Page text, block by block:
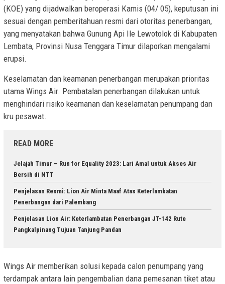
(KOE) yang dijadwalkan beroperasi Kamis (04/ 05), keputusan ini
sesuai dengan pemberitahuan resmi dari otoritas penerbangan,
yang menyatakan bahwa Gunung Api Ile Lewotolok di Kabupaten
Lembata, Provinsi Nusa Tenggara Timur dilaporkan mengalami
erupsi.
Keselamatan dan keamanan penerbangan merupakan prioritas
utama Wings Air. Pembatalan penerbangan dilakukan untuk
menghindari risiko keamanan dan keselamatan penumpang dan
kru pesawat.
READ MORE
Jelajah Timur – Run for Equality 2023: Lari Amal untuk Akses Air
Bersih di NTT
Penjelasan Resmi: Lion Air Minta Maaf Atas Keterlambatan
Penerbangan dari Palembang
Penjelasan Lion Air: Keterlambatan Penerbangan JT-142 Rute
Pangkalpinang Tujuan Tanjung Pandan
Wings Air memberikan solusi kepada calon penumpang yang
terdampak antara lain pengembalian dana pemesanan tiket atau